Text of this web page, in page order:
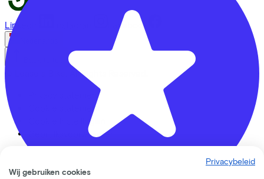
LinkedIn Facebook
© Lease a Bike. All Rights Reserved.
Privacy statement
Cookie statement
Cookie instellingen
Gebruiksvoorwaarden
Privacybeleid
Wij gebruiken cookies